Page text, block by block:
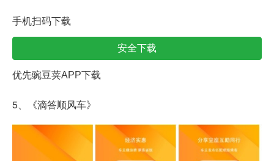
手机扫码下载
安全下载
优先豌豆荚APP下载
5、《滴答顺风车》